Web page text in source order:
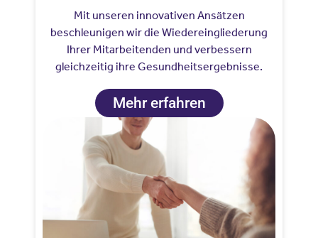
Mit unseren innovativen Ansätzen
beschleunigen wir die Wiedereingliederung
Ihrer Mitarbeitenden und verbessern
gleichzeitig ihre Gesundheitsergebnisse.
Mehr erfahren